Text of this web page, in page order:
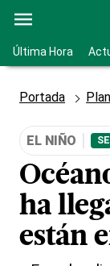
Última Hora
Portada
EL NIÑO
ha
están